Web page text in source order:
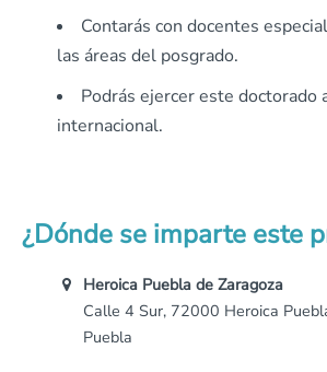
Contarás con docentes
las áreas del posgrado.
Podrás ejercer este doctorado
internacional.
¿Dónde se imparte este
Heroica Puebla de Zaragoza
Calle 4 Sur, 72000 Heroica
Puebla